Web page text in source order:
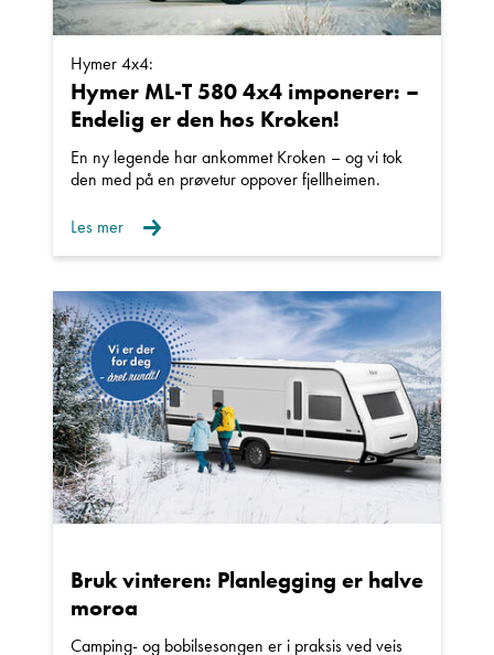
Frode Hoff Lund
Vis epost
Ta kontakt
Lurer du på noe? Spør!
Hva gjelder det?
Hymer 4x4:
Hymer ML-T 580 4x4 imponerer: –
Endelig er den hos Kroken!
En ny legende har ankommet Kroken – og vi tok
den med på en prøvetur oppover fjellheimen.
Les mer
Bruk vinteren: Planlegging er halve
moroa
Camping- og bobilsesongen er i praksis ved veis